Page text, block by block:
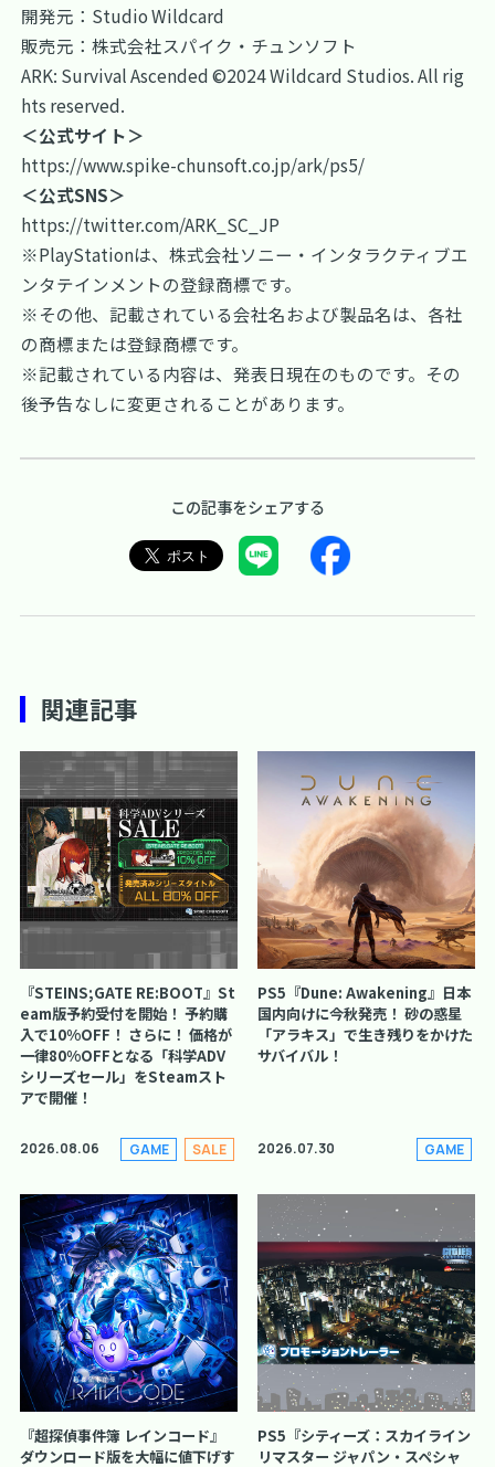
開発元：Studio Wildcard
販売元：株式会社スパイク・チュンソフト
ARK: Survival Ascended ©2024 Wildcard Studios. All rig
hts reserved.
＜公式サイト＞
https://www.spike-chunsoft.co.jp/ark/ps5/
＜公式SNS＞
https://twitter.com/ARK_SC_JP
※PlayStationは、株式会社ソニー・インタラクティブエ
ンタテインメントの登録商標です。
※その他、記載されている会社名および製品名は、各社
の商標または登録商標です。
※記載されている内容は、発表日現在のものです。その
後予告なしに変更されることがあります。
この記事をシェアする
関連記事
『STEINS;GATE RE:BOOT』St
eam版予約受付を開始！ 予約購
入で10%OFF！ さらに！ 価格が
一律80%OFFとなる「科学ADV
シリーズセール」をSteamスト
アで開催！
2026.08.06 GAME SALE
PS5『Dune: Awakening』日本
国内向けに今秋発売！ 砂の惑星
「アラキス」で生き残りをかけた
サバイバル！
2026.07.30 GAME
『超探偵事件簿 レインコード』
ダウンロード版を大幅に値下げす
PS5『シティーズ：スカイライン
リマスター ジャパン・スペシャ